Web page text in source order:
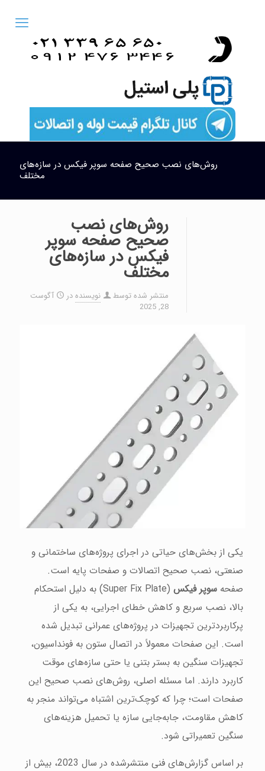
روش‌های نصب صحیح صفحه سوپر فیکس در سازه‌های
مختلف
روش‌های نصب
صحیح صفحه سوپر
فیکس در سازه‌های
مختلف
منتشر شده توسط نویسندهدر
آگوست
28, 2025
یکی از بخش‌های حیاتی در اجرای پروژه‌های ساختمانی و
صنعتی، نصب صحیح اتصالات و صفحات پایه است.
صفحه سوپر فیکس
(Super Fix Plate) به دلیل استحکام
بالا، نصب سریع و کاهش خطای اجرایی، به یکی از
پرکاربردترین تجهیزات در پروژه‌های عمرانی تبدیل شده
است. این صفحات معمولاً در اتصال ستون به فونداسیون،
تجهیزات سنگین به بستر بتنی یا حتی سازه‌های موقت
کاربرد دارند. اما مسئله اصلی، روش‌های نصب صحیح این
صفحات است؛ چرا که کوچک‌ترین اشتباه می‌تواند منجر به
کاهش مقاومت، جابه‌جایی سازه یا تحمیل هزینه‌های
سنگین تعمیراتی شود.
بر اساس گزارش‌های فنی منتشرشده در سال 2023، بیش از